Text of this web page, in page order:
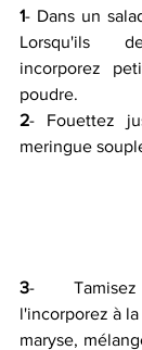
1- Dans un
Lorsqu'ils
incorporez
poudre.
2- Fouettez
meringue
3-
l'incorporez à
maryse,